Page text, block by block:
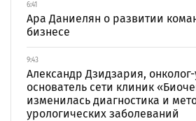
6:41
Ара Даниелян о развитии
бизнесе
9:43
Александр Дзидзария,
основатель сети клиник
изменилась диагностика и
урологических заболеваний